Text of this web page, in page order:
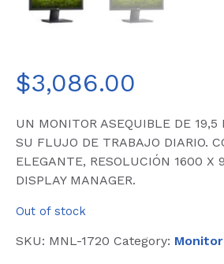
$3,086.00
UN MONITOR ASEQUIBLE DE 19,5
SU FLUJO DE TRABAJO DIARIO.
ELEGANTE, RESOLUCIÓN 1600 X
DISPLAY MANAGER.
Out of stock
SKU: MNL-1720 Category: